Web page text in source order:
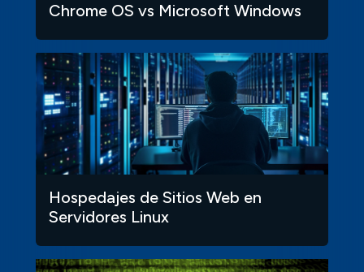
Chrome OS vs Microsoft Windows
Hospedajes de Sitios Web en
Servidores Linux